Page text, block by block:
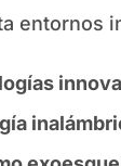
entornos